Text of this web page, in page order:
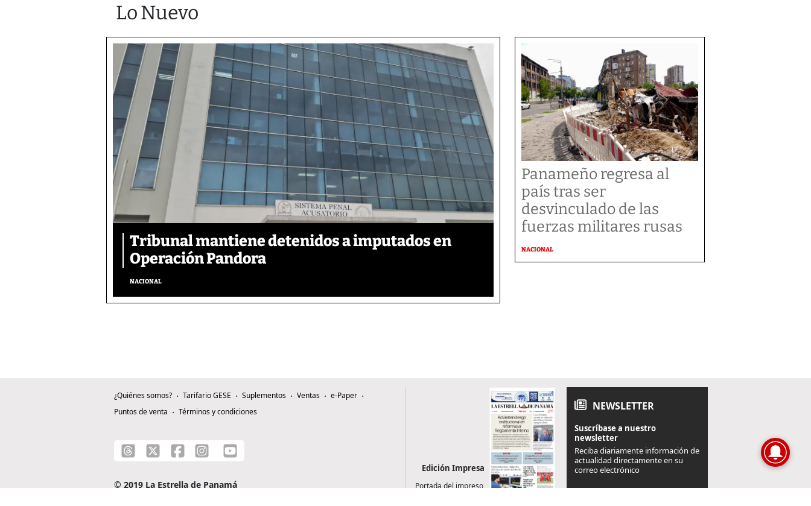
Lo Nuevo
Tribunal mantiene detenidos a imputados en
Operación Pandora
NACIONAL
Panameño regresa al
país tras ser
desvinculado de las
fuerzas militares rusas
NACIONAL
¿Quiénes somos? Tarifario GESE Suplementos Ventas
e-Paper
Puntos de venta
Términos y condiciones
© 2019 La Estrella de Panamá
Edición Impresa
Portada del impreso
NEWSLETTER
Suscríbase a nuestro
newsletter
Reciba diariamente información de
actualidad directamente en su
correo electrónico